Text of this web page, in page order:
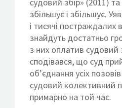
збільшує і збільшує.
і тисячі постраждалих
знайдуть достатньо
з них оплатив судовий
сподівався, що суд
об’єднання усіх
судовий колективний
примарно на той час.